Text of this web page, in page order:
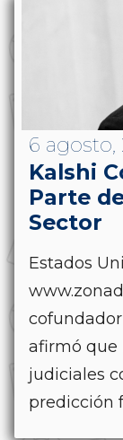
6 agosto,
Kalshi
Parte
Sector
Estados
afirmó que
judiciales
predicción